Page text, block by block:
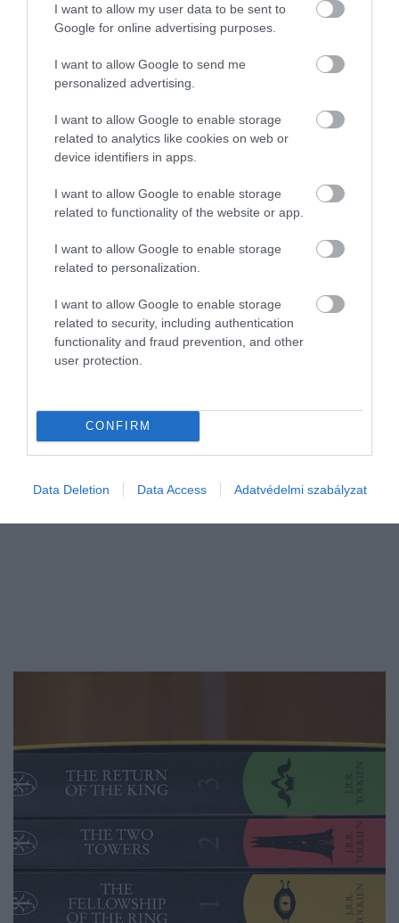
I want to allow my user data to be sent to
Google for online advertising purposes.
I want to allow Google to send me
personalized advertising.
I want to allow Google to enable storage
related to analytics like cookies on web or
device identifiers in apps.
I want to allow Google to enable storage
related to functionality of the website or app.
I want to allow Google to enable storage
related to personalization.
I want to allow Google to enable storage
related to security, including authentication
functionality and fraud prevention, and other
user protection.
CONFIRM
Data Deletion Data Access Adatvédelmi szabályzat
részletekhez szokik: idézetekhez, kivágott
bekezdésekhez, gyors összefoglalókhoz
és néhány perc alatt elfogyasztható
tartalmakhoz. Egy teljes könyv
végigolvasása ehhez képest türelmet,
kitartást és lassabb ritmust igényel.
éppen…
2026. MÁJUS 16. ● OLÁH-BEBESI BORBÁLA
Képtelen vagy végigolvasni
egy könyvet? Egy író szerint
OLÁH-BEBESI BORBÁLA